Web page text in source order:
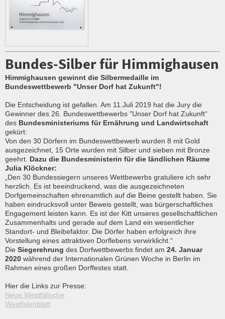
Bundes-Silber für Himmighausen
Himmighausen gewinnt die Silbermedaille im
Bundeswettbewerb "Unser Dorf hat Zukunft"!
Die Entscheidung ist gefallen. Am 11.Juli 2019 hat die Jury die
Gewinner des 26. Bundeswettbewerbs "Unser Dorf hat Zukunft“
des Bundesministeriums für Ernährung und Landwirtschaft
gekürt:
Von den 30 Dörfern im Bundeswettbewerb wurden 8 mit Gold
ausgezeichnet, 15 Orte wurden mit Silber und sieben mit Bronze
geehrt. Dazu die Bundesministerin für die ländlichen Räume
Julia Klöckner:
„Den 30 Bundessiegern unseres Wettbewerbs gratuliere ich sehr
herzlich. Es ist beeindruckend, was die ausgezeichneten
Dorfgemeinschaften ehrenamtlich auf die Beine gestellt haben. Sie
haben eindrucksvoll unter Beweis gestellt, was bürgerschaftliches
Engagement leisten kann. Es ist der Kitt unseres gesellschaftlichen
Zusammenhalts und gerade auf dem Land ein wesentlicher
Standort- und Bleibefaktor. Die Dörfer haben erfolgreich ihre
Vorstellung eines attraktiven Dorflebens verwirklicht.“
Die Siegerehrung des Dorfwettbewerbs findet am 24. Januar
2020 während der Internationalen Grünen Woche in Berlin im
Rahmen eines großen Dorffestes statt.
Hier die Links zur Presse:
Neue Westfälische
Westfalenblatt